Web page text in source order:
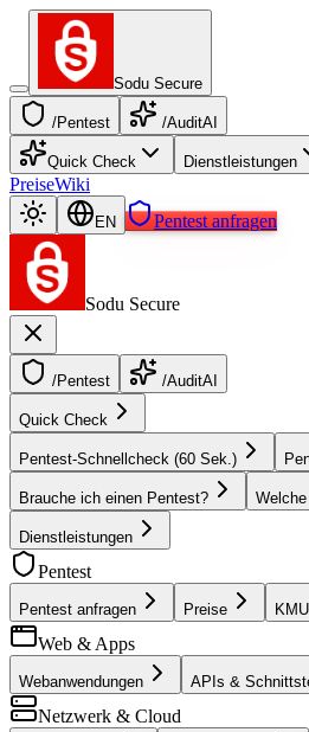
Sodu Secure
/Pentest /AuditAI
Quick Check Dienstleistungen
PreiseWiki
EN Pentest anfragen
Sodu Secure
/Pentest /AuditAI
Quick Check
Pentest-Schnellcheck (60 Sek.)
Brauche ich einen Pentest?
Dienstleistungen
Pentest
Pentest anfragen Preise
Web & Apps
Webanwendungen APIs &
Netzwerk & Cloud